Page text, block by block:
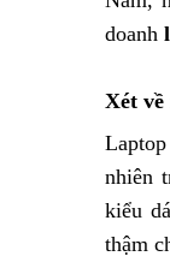
doanh
Xét về
nhiên
kiểu
thậm